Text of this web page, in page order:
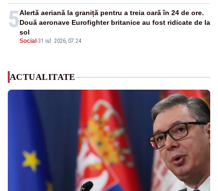
5
Social -31 iul. 2026, 07:24
Alertă aeriană la graniță pentru a treia oară în 24 de ore.
Două aeronave Eurofighter britanice au fost ridicate de la
sol
ACTUALITATE